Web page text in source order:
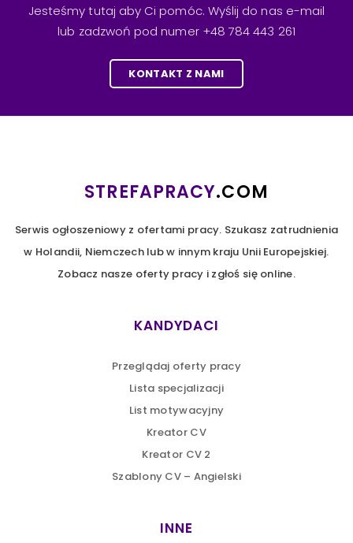
Jesteśmy tutaj aby Ci pomóc. Wyślij do nas e-mail
lub zadzwoń pod numer +48 784 443 261
KONTAKT Z NAMI
STREFAPRACY.COM
Serwis ogłoszeniowy z ofertami pracy. Szukasz zatrudnienia
w Holandii, Niemczech lub w innym kraju Unii Europejskiej.
Zobacz nasze oferty pracy i zgłoś się online.
KANDYDACI
Przeglądaj oferty pracy
Lista specjalizacji
List motywacyjny
Kreator CV
Kreator CV 2
Szablony CV – Angielski
INNE